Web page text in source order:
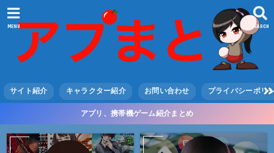
SEARCH
MENU
サイト紹介 キャラクター紹介 お問い合わせ プライバシーポリ
アプリ、携帯機ゲーム紹介まとめ